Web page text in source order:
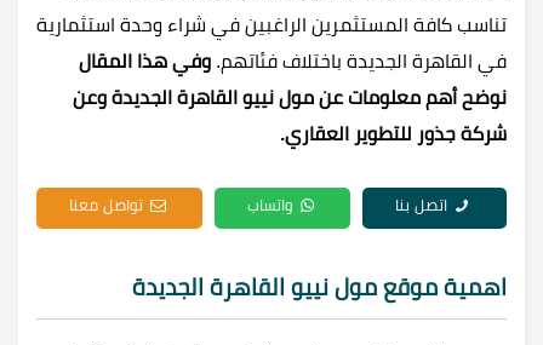
تناسب كافة المستثمرين الراغبين في شراء وحدة استثمارية
في القاهرة الجديدة باختلاف فئاتهم. وفي هذا المقال
نوضح أهم معلومات عن مول نييو القاهرة الجديدة وعن
شركة جذور للتطوير العقاري.
اتصل بنا واتساب تواصل معنا
اهمية موقع مول نييو القاهرة الجديدة